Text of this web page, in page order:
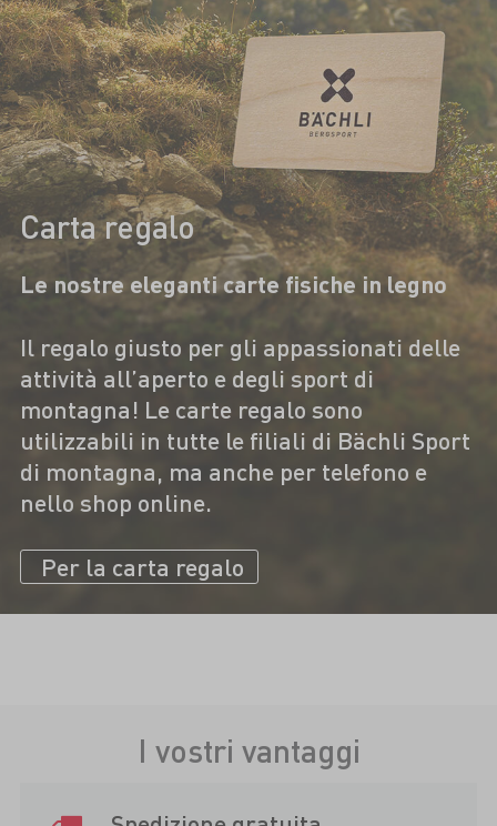
Carta regalo
Le nostre eleganti carte fisiche in legno
Il regalo giusto per gli appassionati delle
attività all’aperto e degli sport di
montagna! Le carte regalo sono
utilizzabili in tutte le filiali di Bächli Sport
di montagna, ma anche per telefono e
nello shop online.
Per la carta regalo
I vostri vantaggi